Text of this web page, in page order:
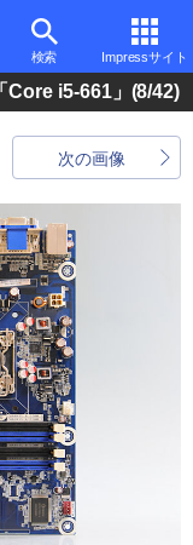
検索 Impressサイト
i5-661」 (8/42)
次の画像